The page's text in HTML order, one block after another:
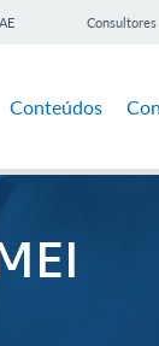
Consultores
Conteúdos